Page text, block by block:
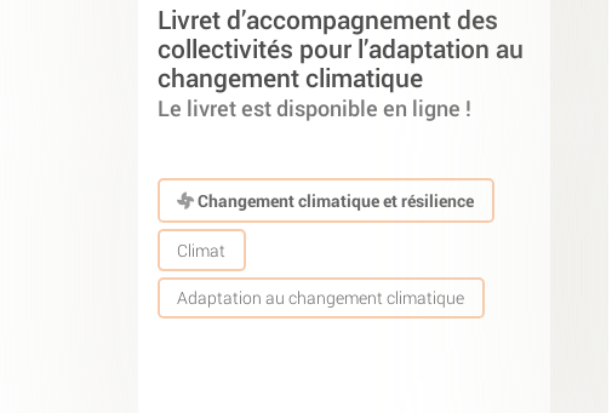
Livret d’accompagnement des
collectivités pour l’adaptation au
changement climatique
Le livret est disponible en ligne !
Changement climatique et résilience
Climat
Adaptation au changement climatique